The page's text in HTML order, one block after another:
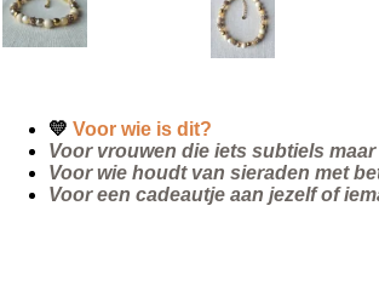
💛 Voor wie is dit?
Voor vrouwen die iets subtiels
Voor wie houdt van sieraden met
Voor een cadeautje aan jezelf of